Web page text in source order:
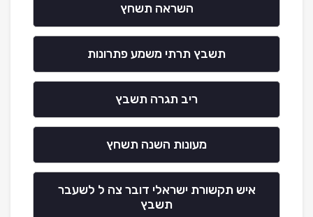
השראה תשחץ
תשבץ תרתי משמע פתרונות
ריב תגרה תשבץ
מעונות השנה תשחץ
איש תקשורת ישראלי דובר צה ל לשעבר
תשבץ